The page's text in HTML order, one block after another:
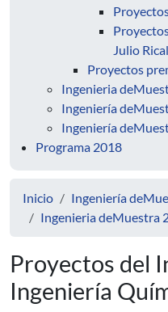
Julio
Proyectos
Ingenieria
Ingeniería
Ingeniería
Programa 2018
Inicio Ingeniería
Ingenieria deMuestra
Proyectos del
Ingeniería